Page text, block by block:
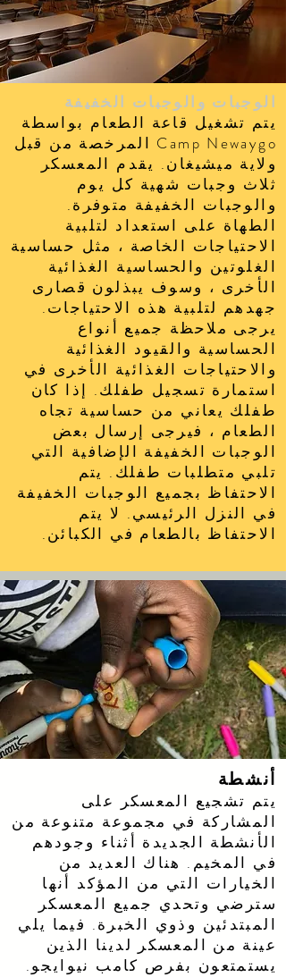
الوجبات والوجبات الخفيفة
يتم تشغيل قاعة الطعام بواسطة
Camp Newaygo المرخصة من قبل
ولاية ميشيغان. يقدم المعسكر
ثلاث وجبات شهية كل يوم
والوجبات الخفيفة متوفرة.
الطهاة على استعداد لتلبية
الاحتياجات الخاصة ، مثل حساسية
الغلوتين والحساسية الغذائية
الأخرى ، وسوف يبذلون قصارى
جهدهم لتلبية هذه الاحتياجات.
يرجى ملاحظة جميع أنواع
الحساسية والقيود الغذائية
والاحتياجات الغذائية الأخرى في
استمارة تسجيل طفلك. إذا كان
طفلك يعاني من حساسية تجاه
الطعام ، فيرجى إرسال بعض
الوجبات الخفيفة الإضافية التي
تلبي متطلبات طفلك. يتم
الاحتفاظ بجميع الوجبات الخفيفة
في النزل الرئيسي. لا يتم
الاحتفاظ بالطعام في الكبائن.
أنشطة
يتم تشجيع المعسكر على
المشاركة في مجموعة متنوعة من
الأنشطة الجديدة أثناء وجودهم
في المخيم. هناك العديد من
الخيارات التي من المؤكد أنها
سترضي وتحدي جميع المعسكر
المبتدئين وذوي الخبرة. فيما يلي
عينة من المعسكر لدينا الذين
يستمتعون بفرص كامب نيوايجو.